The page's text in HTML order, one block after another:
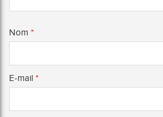
Nom *
E-mail *